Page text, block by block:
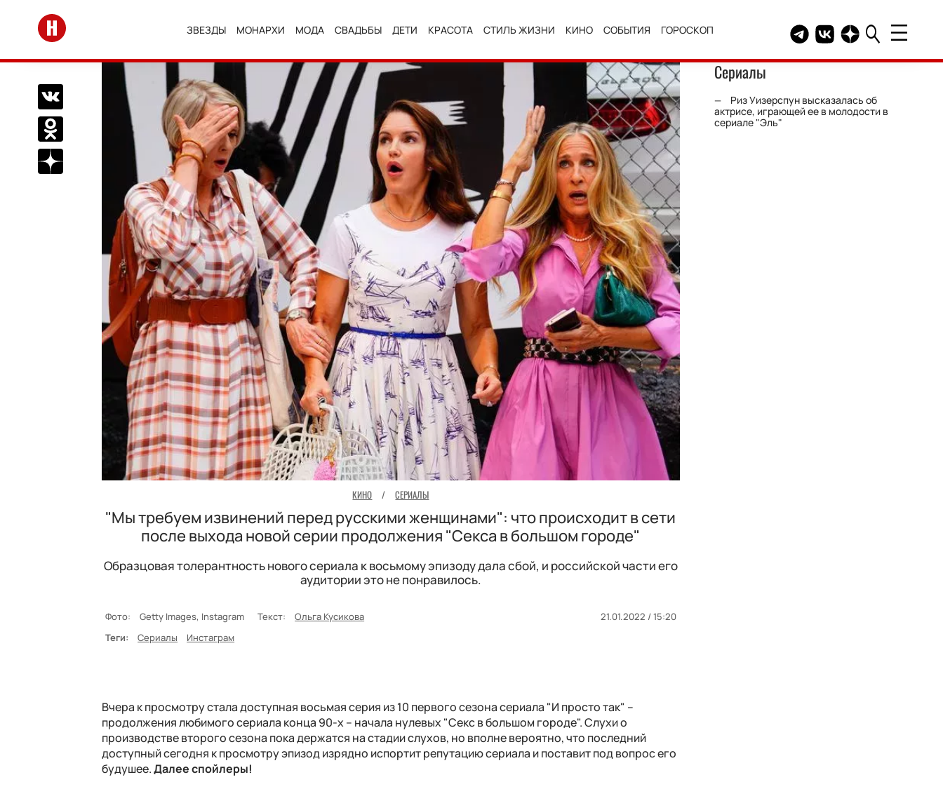
Перейти на главную
ЗВЕЗДЫ МОНАРХИ МОДА СВАДЬБЫ ДЕТИ КРАСОТА СТИЛЬ ЖИЗНИ КИНО СОБЫТИЯ ГОРОСКОП Telegram канал HELLO
Группа HELLO
Канал HELLO в
Поделиться Вконтакте
Поделиться в Одноклассниках
Подписаться на нас в Дзен
КИНО / СЕРИАЛЫ
"Мы требуем извинений перед русскими женщинами": что происходит в сети
после выхода новой серии продолжения "Секса в большом городе"
Образцовая толерантность нового сериала к восьмому эпизоду дала сбой, и российской части его
аудитории это не понравилось.
Фото: Getty Images, Instagram Текст: Ольга Кусикова
21.01.2022 / 15:20
Теги:
Сериалы Инстаграм
Вчера к просмотру стала доступная восьмая серия из 10 первого сезона сериала "И просто так" –
продолжения любимого сериала конца 90-х – начала нулевых "Секс в большом городе". Слухи о
производстве второго сезона пока держатся на стадии слухов, но вполне вероятно, что последний
доступный сегодня к просмотру эпизод изрядно испортит репутацию сериала и поставит под вопрос его
будушее.Далее спойлеры!
Сериалы
Риз Уизерспун высказалась об
актрисе, играющей ее в молодости в
сериале "Эль"